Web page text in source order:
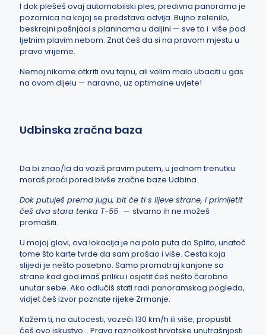
I dok plešeš ovaj automobilski ples, predivna panorama je
pozornica na kojoj se predstava odvija. Bujno zelenilo,
beskrajni pašnjaci s planinama u daljini — sve to i više pod
ljetnim plavim nebom. Znat ćeš da si na pravom mjestu u
pravo vrijeme.
Nemoj nikome otkriti ovu tajnu, ali volim malo ubaciti u gas
na ovom dijelu — naravno, uz optimalne uvjete!
Udbinska zračna baza
Da bi znao/la da voziš pravim putem, u jednom trenutku
moraš proći pored bivše zračne baze Udbina.
Dok putuješ prema jugu, bit će ti s lijeve strane, i primijetit
ćeš dva stara tenka T-55 — stvarno ih ne možeš
promašiti.
U mojoj glavi, ova lokacija je na pola puta do Splita, unatoč
tome što karte tvrde da sam prošao i više. Cesta koja
slijedi je nešto posebno. Samo promatraj kanjone sa
strane kad god imaš priliku i osjetit ćeš nešto čarobno
unutar sebe. Ako odlučiš stati radi panoramskog pogleda,
vidjet ćeš izvor poznate rijeke Zrmanje.
Kažem ti, na autocesti, vozeći 130 km/h ili više, propustit
ćeš ovo iskustvo… Prava raznolikost hrvatske unutrašnjosti